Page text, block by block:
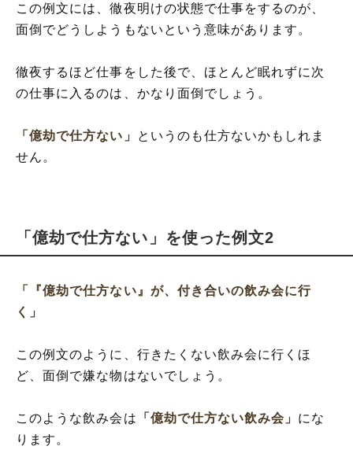
この例文には、徹夜明けの状態で仕事をするのが、
面倒でどうしようもないという意味があります。
徹夜するほど仕事をした後で、ほとんど眠れずに次
の仕事に入るのは、かなり面倒でしょう。
「億劫で仕方ない」
というのも仕方ないかもしれま
せん。
「億劫で仕方ない」を使った例文2
「『億劫で仕方ない』が、付き合いの飲み会に行
く」
この例文のように、行きたくない飲み会に行くほ
ど、面倒で嫌な物はないでしょう。
このような飲み会は 「億劫で仕方ない飲み会」 にな
ります。